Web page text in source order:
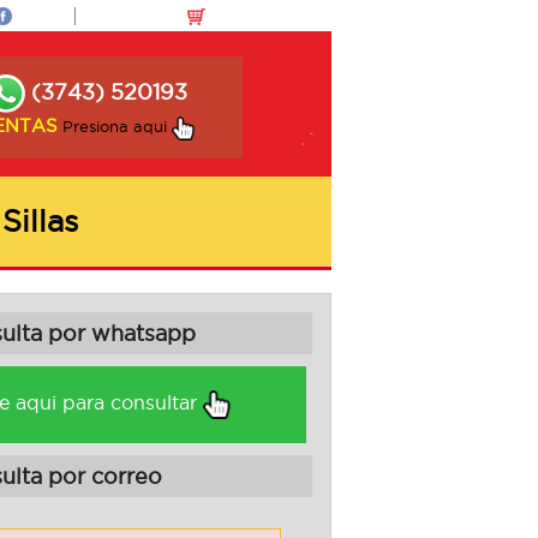
(3743) 520193
Presiona aqui
por whatsapp
aqui para consultar
por correo